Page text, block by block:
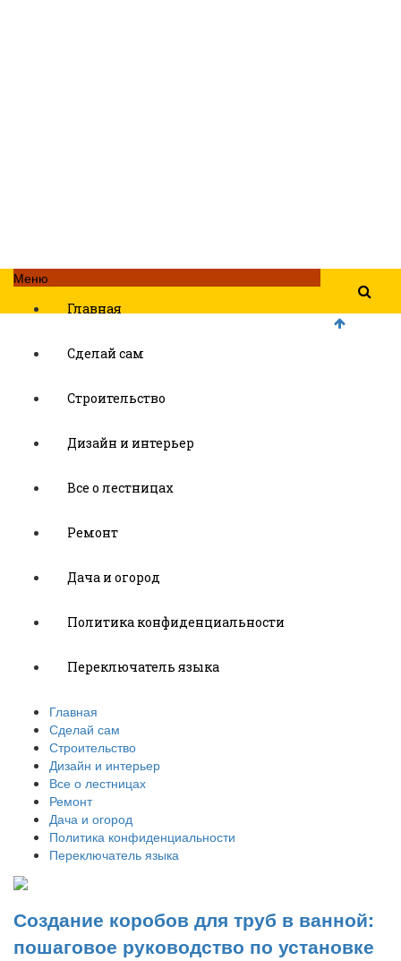
Меню
Главная
Сделай сам
Строительство
Дизайн и интерьер
Все о лестницах
Ремонт
Дача и огород
Политика конфиденциальности
Переключатель языка
Главная
Сделай сам
Строительство
Дизайн и интерьер
Все о лестницах
Ремонт
Дача и огород
Политика конфиденциальности
Переключатель языка
Создание коробов для труб в ванной:
пошаговое руководство по установке